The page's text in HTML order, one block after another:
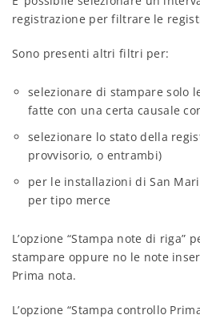
registrazione per filtrare le
Sono presenti altri filtri per:
selezionare di stampare solo
fatte con una certa causale
selezionare lo stato della
provvisorio, o entrambi)
per le installazioni di San
per tipo merce
L’opzione “Stampa note di riga”
stampare oppure no le note
Prima nota.
L’opzione “Stampa controllo